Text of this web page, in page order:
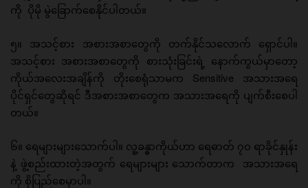
ကို ပိုမို မွဲခြောက်စေနိုင်ပါတယ်။
၅။ အသင့်စား အစားအစာတွေကို တက်နိုင်သလောက် ရှောင်ပါ။
အသင့်စား အစားအစာတွေကို စားသုံးခြင်းရဲ့ နောက်ကွယ်မှာတော့
ကိုယ်အလေးအချိန်ကို တိုးစေရုံသာမက Sensitive အသားအရေ
ပိုင်ရှင်တွေဆိုရင် ဒီအစားအစာတွေက အသားအရေကို ပျက်စီးစေပါ
တယ်။
၆။ ရေများများသောက်ပါ။ လူ့ခန္ဓာကိုယ်ဟာ ရေဓာတ် ၇၀ ရာခိုင်နှုန်း
နဲ့ ဖွဲ့စည်းထားတဲ့အတွက် ရေများများ သောက်တာက အသားအရေ
ကို စိုပြည်စေမှာပါ။